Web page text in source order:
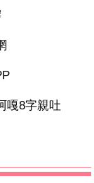
嘎8字親吐